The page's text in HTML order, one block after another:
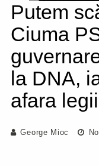
Putem
Ciuma
la DNA,
afara legii
George Mioc